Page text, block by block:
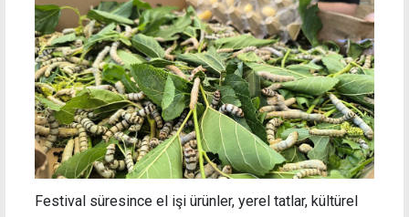
Festival süresince el işi ürünler, yerel tatlar, kültürel